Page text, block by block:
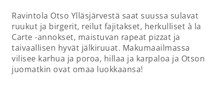
Ravintola Otso Ylläsjärvestä saat suussa sulavat
ruukut ja birgerit, reilut fajitakset, herkulliset à la
Carte -annokset, maistuvan rapeat pizzat ja
taivaallisen hyvät jälkiruuat. Makumaailmassa
vilisee karhua ja poroa, hillaa ja karpaloa ja Otson
juomatkin ovat omaa luokkaansa!